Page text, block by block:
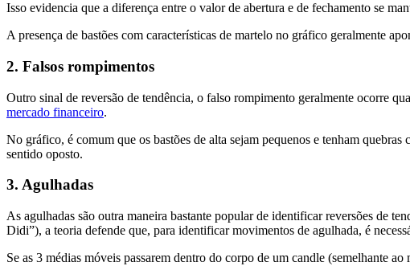
Isso evidencia que a diferença entre o valor de abertura e de fechamento se
A presença de bastões com características de martelo no gráfico geralmente
2. Falsos rompimentos
Outro sinal de reversão de tendência, o falso rompimento geralmente ocorre
mercado financeiro.
No gráfico, é comum que os bastões de alta sejam pequenos e tenham
sentido oposto.
3. Agulhadas
As agulhadas são outra maneira bastante popular de identificar reversões de
Didi”), a teoria defende que, para identificar movimentos de agulhada, é
Se as 3 médias móveis passarem dentro do corpo de um candle (semelhante